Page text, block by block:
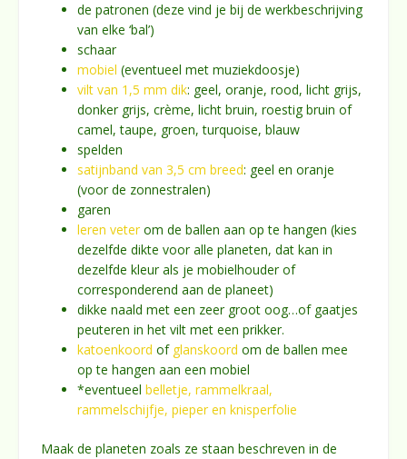
de patronen (deze vind je bij de werkbeschrijving
van elke ‘bal’)
schaar
mobiel (eventueel met muziekdoosje)
vilt van 1,5 mm dik: geel, oranje, rood, licht grijs,
donker grijs, crème, licht bruin, roestig bruin of
camel, taupe, groen, turquoise, blauw
spelden
satijnband van 3,5 cm breed: geel en oranje
(voor de zonnestralen)
garen
leren veter om de ballen aan op te hangen (kies
dezelfde dikte voor alle planeten, dat kan in
dezelfde kleur als je mobielhouder of
corresponderend aan de planeet)
dikke naald met een zeer groot oog…of gaatjes
peuteren in het vilt met een prikker.
katoenkoord of glanskoord om de ballen mee
op te hangen aan een mobiel
*eventueel belletje, rammelkraal,
rammelschijfje, pieper en knisperfolie
Maak de planeten zoals ze staan beschreven in de